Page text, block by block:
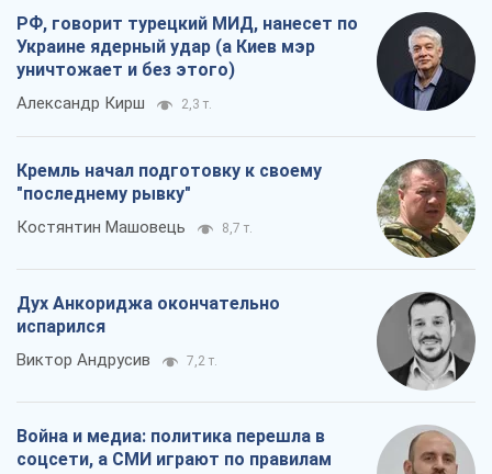
РФ, говорит турецкий МИД, нанесет по
Украине ядерный удар (а Киев мэр
уничтожает и без этого)
Александр Кирш 2,3 т.
Кремль начал подготовку к своему
"последнему рывку"
Костянтин Машовець 8,7 т.
Дух Анкориджа окончательно
испарился
Виктор Андрусив 7,2 т.
Война и медиа: политика перешла в
соцсети, а СМИ играют по правилам